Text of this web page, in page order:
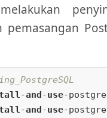
-and-use-
-and-use-